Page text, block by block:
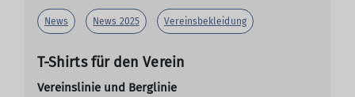
News News 2025 Vereinsbekleidung
T-Shirts für den Verein
Vereinslinie und Berglinie